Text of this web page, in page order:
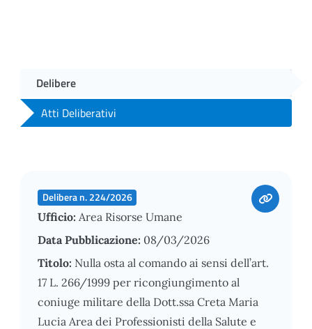
Delibere
Atti Deliberativi
Delibera n. 224/2026
Ufficio: Area Risorse Umane
Data Pubblicazione: 08/03/2026
Titolo: Nulla osta al comando ai sensi dell’art.
17 L. 266/1999 per ricongiungimento al
coniuge militare della Dott.ssa Creta Maria
Lucia Area dei Professionisti della Salute e